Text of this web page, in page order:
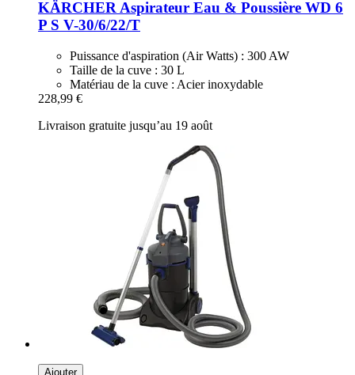
KÄRCHER Aspirateur Eau & Poussière WD 6
P S V-​30/6/22/T
Puissance d'aspiration (Air Watts) : 300 AW
Taille de la cuve : 30 L
Matériau de la cuve : Acier inoxydable
228,99 €
Livraison gratuite jusqu’au 19 août
Ajouter